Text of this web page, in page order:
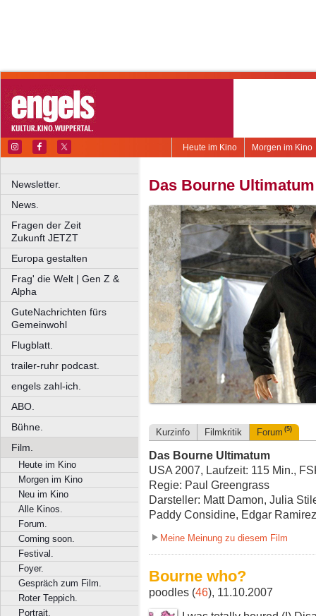
Morgen im Kino
Heute im Kino
Newsletter.
News.
Fragen der Zeit
Zukunft JETZT
Europa gestalten
Frag' die Welt | Gen Z &
Alpha
GuteNachrichten fürs
Gemeinwohl
Flugblatt.
trailer-ruhr podcast.
engels zahl-ich.
ABO.
Bühne.
Film.
Heute im Kino
Morgen im Kino
Neu im Kino
Alle Kinos.
Forum.
Coming soon.
Festival.
Foyer.
Gespräch zum Film.
Roter Teppich.
Portrait.
Das Bourne Ultimatum
Kurzinfo Filmkritik Forum (5)
Das Bourne Ultimatum
USA 2007, Laufzeit: 115 Min.,
Regie: Paul Greengrass
Darsteller: Matt Damon, Julia
Paddy Considine, Edgar Ramirez
Meine Meinung zu diesem Film
Bourne who?
poodles (46), 11.10.2007